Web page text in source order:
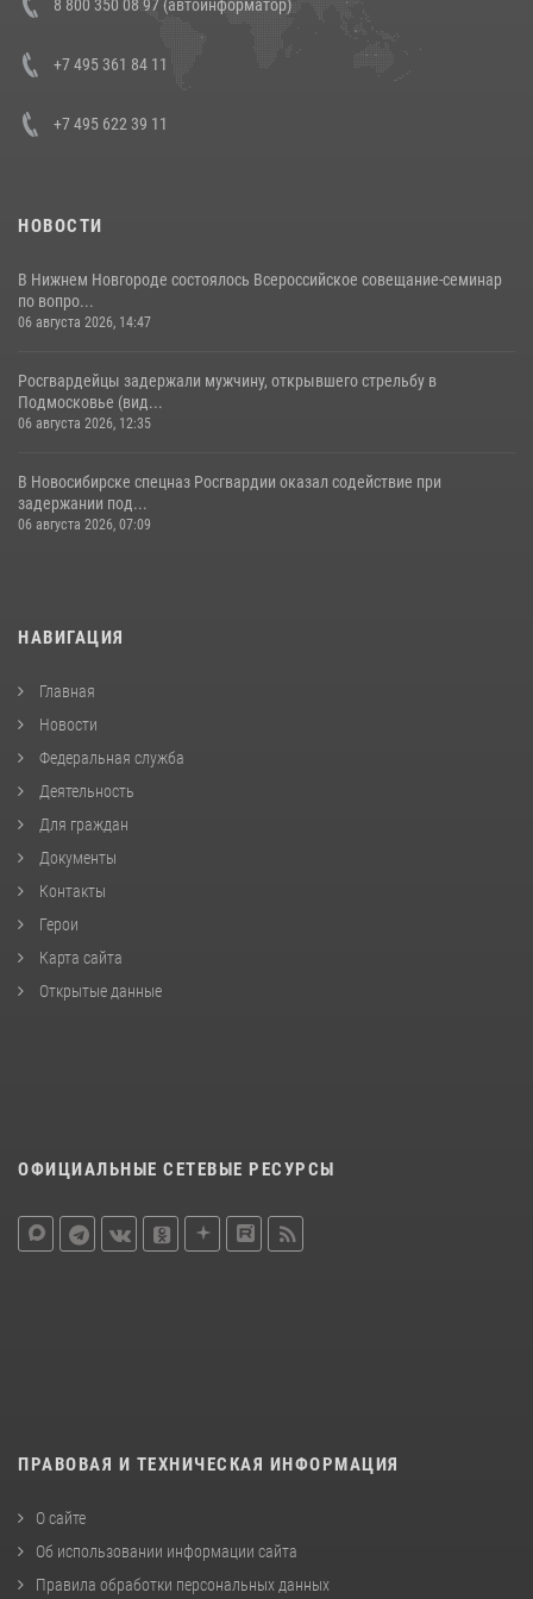
боевого опыта
8 800 350 08 97 (автоинформатор)
+7 495 361 84 11
+7 495 622 39 11
НОВОСТИ
В Нижнем Новгороде состоялось Всероссийское совещание-семинар
по вопро...
06 августа 2026, 14:47
Росгвардейцы задержали мужчину, открывшего стрельбу в
Подмосковье (вид...
06 августа 2026, 12:35
В Новосибирске спецназ Росгвардии оказал содействие при
задержании под...
06 августа 2026, 07:09
НАВИГАЦИЯ
Главная
Новости
Федеральная служба
Деятельность
Для граждан
Документы
Контакты
Герои
Карта сайта
Открытые данные
ОФИЦИАЛЬНЫЕ СЕТЕВЫЕ РЕСУРСЫ
ПРАВОВАЯ И ТЕХНИЧЕСКАЯ ИНФОРМАЦИЯ
О сайте
Об использовании информации сайта
Правила обработки персональных данных